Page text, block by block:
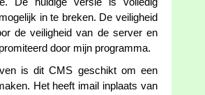
De huidige versie is volledig
in te breken. De veiligheid
de veiligheid van de server en
door mijn programma.
is dit CMS geschikt om een
Het heeft imail inplaats van